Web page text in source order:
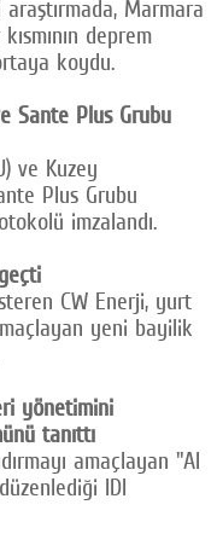
Marmara
deprem
koydu.
Sante Plus Grubu
ve Kuzey
Plus Grubu
imzalandı.
CW Enerji, yurt
yeni bayilik
yönetimini
tanıttı
amaçlayan "AI
IDI